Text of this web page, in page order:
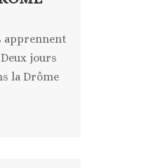
apprennent
jours
la Drôme